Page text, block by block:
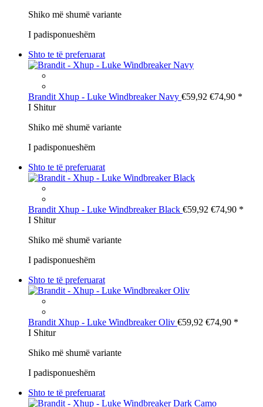
Shiko më shumë variante
I padisponueshëm
Shto te të preferuarat
Brandit Xhup - Luke Windbreaker Navy €59,92 €74,90 *
I Shitur
Shiko më shumë variante
I padisponueshëm
Shto te të preferuarat
Brandit Xhup - Luke Windbreaker Black €59,92 €74,90 *
I Shitur
Shiko më shumë variante
I padisponueshëm
Shto te të preferuarat
Brandit Xhup - Luke Windbreaker Oliv €59,92 €74,90 *
I Shitur
Shiko më shumë variante
I padisponueshëm
Shto te të preferuarat